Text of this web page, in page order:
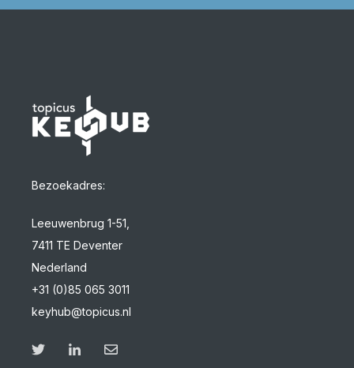
Bezoekadres:
Leeuwenbrug 1-51,
7411 TE Deventer
Nederland
+31 (0)85 065 3011
keyhub@topicus.nl